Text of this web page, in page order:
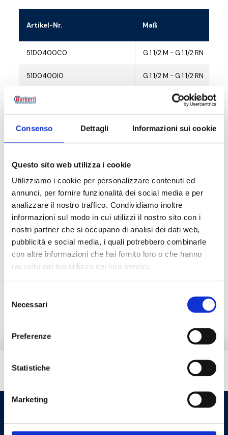
Consenso Dettagli Informazioni sui cookie
Questo sito web utilizza i cookie
Utilizziamo i cookie per personalizzare contenuti ed
annunci, per fornire funzionalità dei social media e per
analizzare il nostro traffico. Condividiamo inoltre
informazioni sul modo in cui utilizzi il nostro sito con i
nostri partner che si occupano di analisi dei dati web,
pubblicità e social media, i quali potrebbero combinarle
con altre informazioni che hai fornito loro o che hanno
raccolto dal tuo utilizzo dei loro servizi.
delNecessari
Preferenze
Statistiche
Marketing
Artikel-Nr. Maß
51D0400C0 G 1 1/2 M - G 1 1/2 RN
51D0400I0 G 1 1/2 M - G 1 1/2 RN
51D0500G0 G 2 M - G 2 RN
Beschreibung
Dokumentation
Zubehör
Alternativprodukte
Ersatzteile